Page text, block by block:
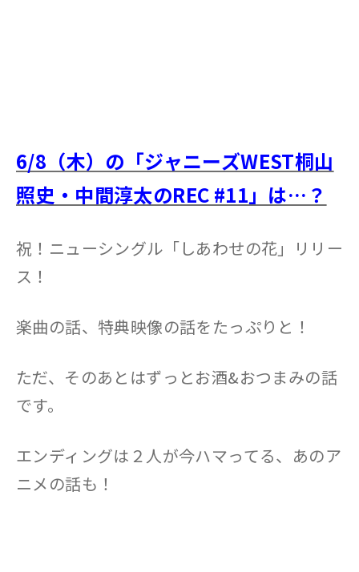
6/8（木）の「ジャニーズWEST桐山
照史・中間淳太のREC #11」は…？
祝！ニューシングル「しあわせの花」リリー
ス！
楽曲の話、特典映像の話をたっぷりと！
ただ、そのあとはずっとお酒&おつまみの話
です。
エンディングは２人が今ハマってる、あのア
ニメの話も！